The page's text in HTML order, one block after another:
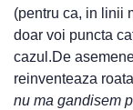
(pentru ca, in linii
doar voi puncta
cazul.De
reinventeaza
nu ma gandisem